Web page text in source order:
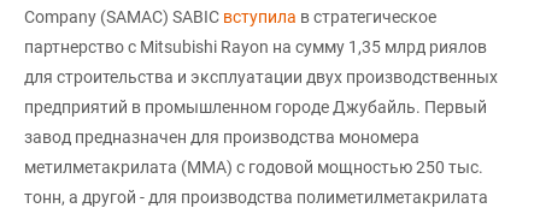
Company (SAMAC) SABIC вступила в стратегическое
партнерство с Mitsubishi Rayon на сумму 1,35 млрд риялов
для строительства и эксплуатации двух производственных
предприятий в промышленном городе Джубайль. Первый
завод предназначен для производства мономера
метилметакрилата (MMA) с годовой мощностью 250 тыс.
тонн, а другой - для производства полиметилметакрилата